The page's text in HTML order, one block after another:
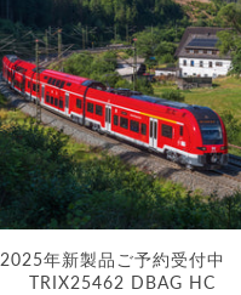
2025年新製品ご予約受付中
TRIX25462 DBAG HC